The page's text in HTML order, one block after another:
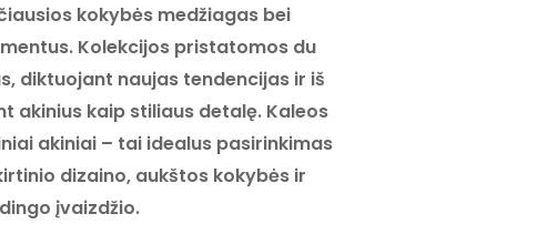
kokybės medžiagas bei
Kolekcijos pristatomos du
diktuojant naujas tendencijas ir iš
akinius kaip stiliaus detalę. Kaleos
akiniai – tai idealus pasirinkimas
dizaino, aukštos kokybės ir
įvaizdžio.